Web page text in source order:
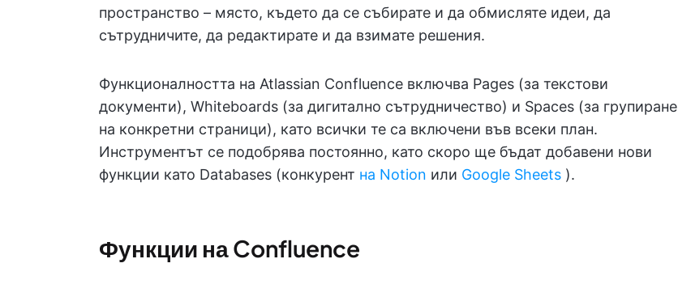
пространство – място, където да се събирате и да обмисляте идеи, да
сътрудничите, да редактирате и да взимате решения.
Функционалността на Atlassian Confluence включва Pages (за текстови
документи), Whiteboards (за дигитално сътрудничество) и Spaces (за групиране
на конкретни страници), като всички те са включени във всеки план.
Инструментът се подобрява постоянно, като скоро ще бъдат добавени нови
функции като Databases (конкурент на Notion или Google Sheets ).
Функции на Confluence